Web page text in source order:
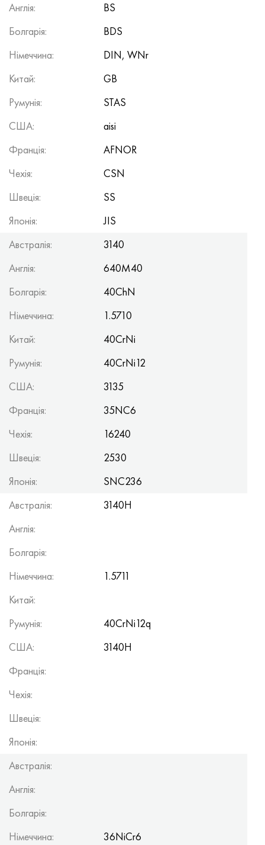
Англія:
BS
Болгарія:
BDS
Німеччина:
DIN, WNr
Китай:
GB
Румунія:
STAS
США:
aisi
Франція:
AFNOR
Чехія:
CSN
Швеція:
SS
Японія:
JIS
Австралія:
3140
Англія:
640M40
Болгарія:
40ChN
Німеччина:
1.5710
Китай:
40CrNi
Румунія:
40CrNi12
США:
3135
Франція:
35NC6
Чехія:
16240
Швеція:
2530
Японія:
SNC236
Австралія:
3140H
Англія:
Болгарія:
Німеччина:
1.5711
Китай:
Румунія:
40CrNi12q
США:
3140H
Франція:
Чехія:
Швеція:
Японія:
Австралія:
Англія:
Болгарія:
Німеччина:
36NiCr6